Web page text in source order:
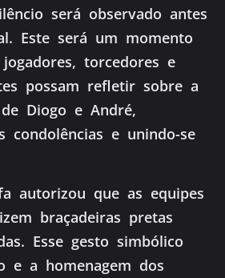
será observado antes
Este será um momento
torcedores e
possam refletir sobre a
Diogo e André,
condolências e unindo-se
autorizou que as equipes
braçadeiras pretas
Esse gesto simbólico
e a homenagem dos